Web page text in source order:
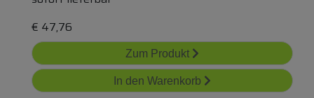
€ 47,76
Zum Produkt
In den Warenkorb